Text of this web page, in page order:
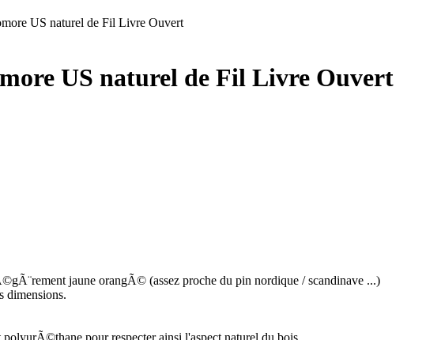
US naturel de Fil Livre Ouvert
US naturel de Fil Livre Ouvert
jaune orangÃ© (assez proche du pin nordique / scandinave ...)
dimensions.
pour respecter ainsi l'aspect naturel du bois.